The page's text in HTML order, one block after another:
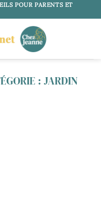
POUR PARENTS ET
JARDIN